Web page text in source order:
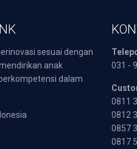
sesuai dengan
anak
dalam
031 -
0811
0812
0857
0817